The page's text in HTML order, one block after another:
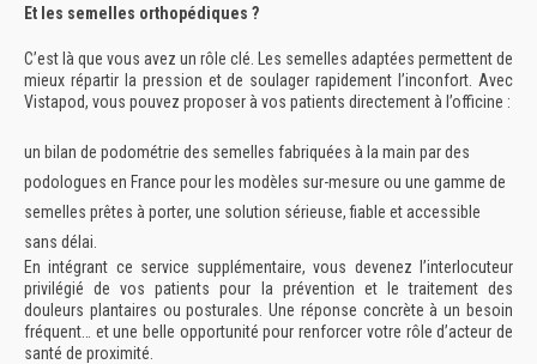
Et les semelles orthopédiques ?
C’est là que vous avez un rôle clé. Les semelles adaptées permettent de
mieux répartir la pression et de soulager rapidement l’inconfort. Avec
Vistapod, vous pouvez proposer à vos patients directement à l’officine :
un bilan de podométrie des semelles fabriquées à la main par des
podologues en France pour les modèles sur-mesure ou une gamme de
semelles prêtes à porter, une solution sérieuse, fiable et accessible
sans délai.
En intégrant ce service supplémentaire, vous devenez l’interlocuteur
privilégié de vos patients pour la prévention et le traitement des
douleurs plantaires ou posturales. Une réponse concrète à un besoin
fréquent… et une belle opportunité pour renforcer votre rôle d’acteur de
santé de proximité.